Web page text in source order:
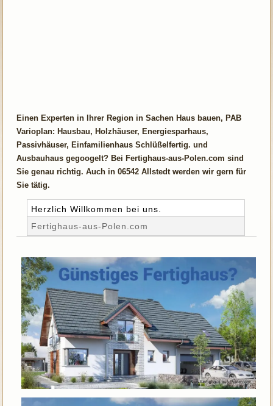
Einen Experten in Ihrer Region in Sachen Haus bauen, PAB
Varioplan: Hausbau, Holzhäuser, Energiesparhaus,
Passivhäuser, Einfamilienhaus Schlüßelfertig. und
Ausbauhaus gegoogelt? Bei Fertighaus-aus-Polen.com sind
Sie genau richtig. Auch in 06542 Allstedt werden wir gern für
Sie tätig.
Herzlich Willkommen bei uns.
Fertighaus-aus-Polen.com